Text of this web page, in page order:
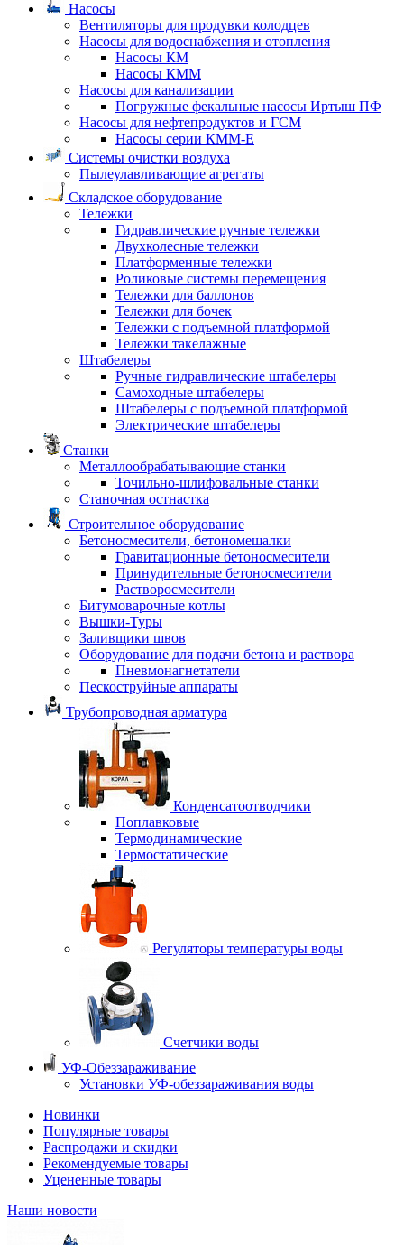
Насосы
Вентиляторы для продувки колодцев
Насосы для водоснабжения и отопления
Насосы КМ
Насосы КММ
Насосы для канализации
Погружные фекальные насосы Иртыш ПФ
Насосы для нефтепродуктов и ГСМ
Насосы серии КММ-Е
Системы очистки воздуха
Пылеулавливающие агрегаты
Складское оборудование
Тележки
Гидравлические ручные тележки
Двухколесные тележки
Платформенные тележки
Роликовые системы перемещения
Тележки для баллонов
Тележки для бочек
Тележки с подъемной платформой
Тележки такелажные
Штабелеры
Ручные гидравлические штабелеры
Самоходные штабелеры
Штабелеры с подъемной платформой
Электрические штабелеры
Станки
Металлообрабатывающие станки
Точильно-шлифовальные станки
Станочная остнастка
Строительное оборудование
Бетоносмесители, бетономешалки
Гравитационные бетоносмесители
Принудительные бетоносмесители
Растворосмесители
Битумоварочные котлы
Вышки-Туры
Заливщики швов
Оборудование для подачи бетона и раствора
Пневмонагнетатели
Пескоструйные аппараты
Трубопроводная арматура
Конденсатоотводчики
Поплавковые
Термодинамические
Термостатические
Регуляторы температуры воды
Счетчики воды
УФ-Обеззараживание
Установки УФ-обеззараживания воды
Новинки
Популярные товары
Распродажи и скидки
Рекомендуемые товары
Уцененные товары
Наши новости